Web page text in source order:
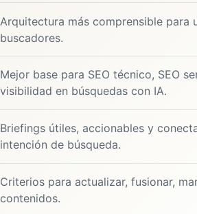
Arquitectura más comprensible para
buscadores.
Mejor base para SEO técnico, SEO
visibilidad en búsquedas con IA.
Briefings útiles, accionables y
intención de búsqueda.
Criterios para actualizar, fusionar,
contenidos.